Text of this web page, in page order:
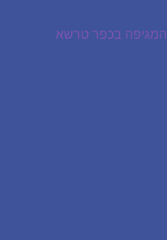
ניווט
הפוסט
המגיפה בכפר טרשא